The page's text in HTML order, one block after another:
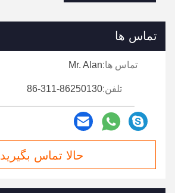
تماس ها
تماس ها:Mr. Alan
تلفن:86-311-86250130
حالا تماس بگیرید